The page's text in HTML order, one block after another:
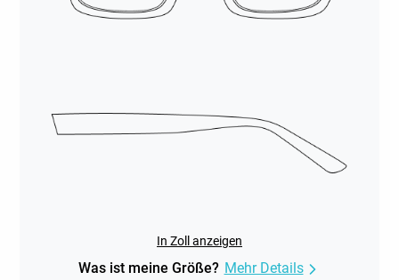
In Zoll anzeigen
Was ist meine Größe? Mehr Details